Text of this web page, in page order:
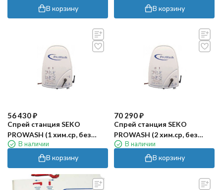
аксессуаров)В корзину
аксессуаров)В корзину
56 430₽
Спрей станция SEKO
PROWASH (1 хим.ср, без
аксессуаров)
В наличии
В корзину
70 290₽
Спрей станция SEKO
PROWASH (2 хим.ср, без
аксессуаров)
В наличии
В корзину